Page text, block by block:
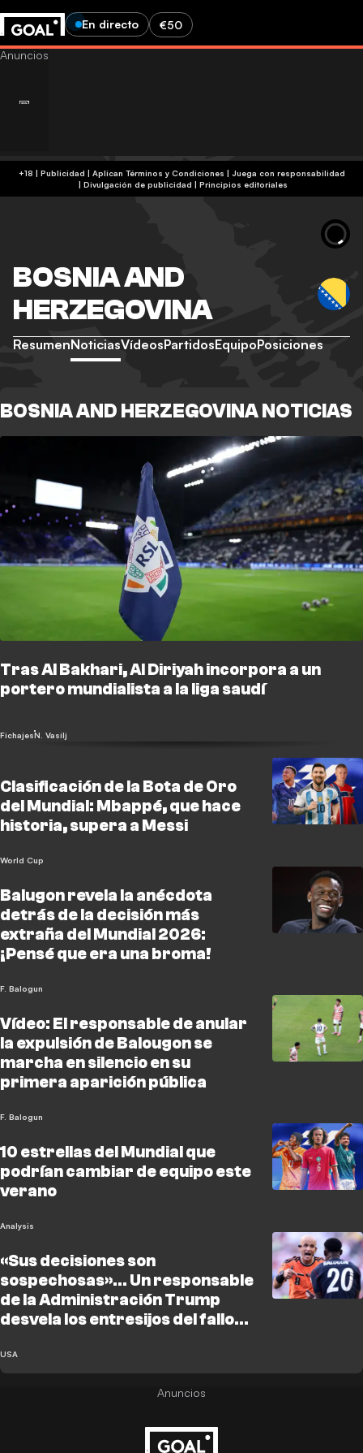
En directo €50
+18 | Publicidad | Aplican Términos y Condiciones | Juega con responsabilidad
| Divulgación de publicidad | Principios editoriales
BOSNIA AND
HERZEGOVINA
ResumenNoticiasVídeosPartidosEquipoPosiciones
BOSNIA AND HERZEGOVINA NOTICIAS
Tras Al Bakhari, Al Diriyah incorpora a un
portero mundialista a la liga saudí
FichajesN. Vasilj
Clasificación de la Bota de Oro
del Mundial: Mbappé, que hace
historia, supera a Messi
World Cup
Balugon revela la anécdota
detrás de la decisión más
extraña del Mundial 2026:
¡Pensé que era una broma!
F. Balogun
Vídeo: El responsable de anular
la expulsión de Balougon se
marcha en silencio en su
primera aparición pública
F. Balogun
10 estrellas del Mundial que
podrían cambiar de equipo este
verano
Analysis
«Sus decisiones son
sospechosas»... Un responsable
de la Administración Trump
desvela los entresijos del fallo
USA